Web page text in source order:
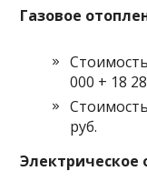
Газовое
000 + 18
руб.
Электрическое